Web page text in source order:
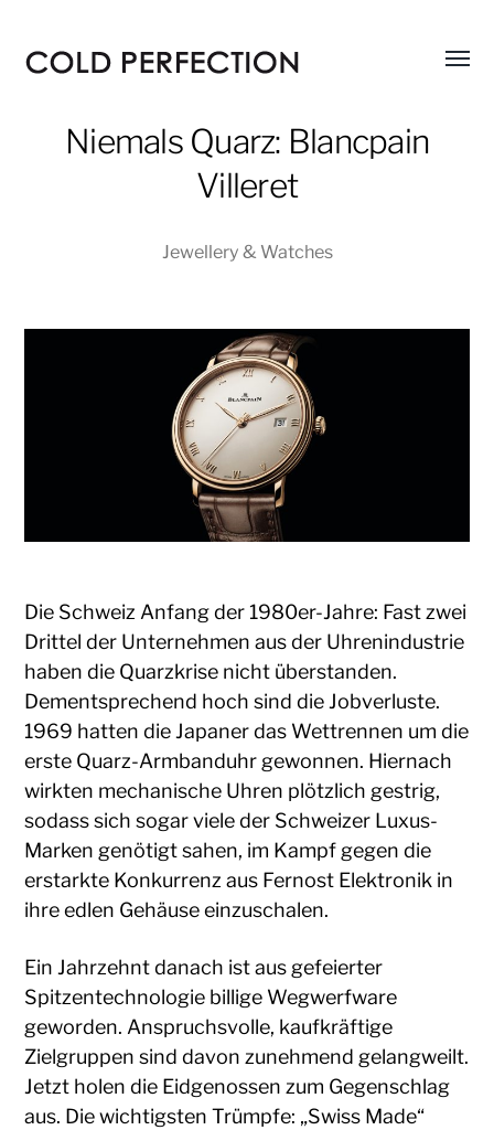
PERFECTION
Menü
Niemals Quarz: Blancpain
Villeret
Jewellery & Watches
Die Schweiz Anfang der 1980er-Jahre: Fast zwei
Drittel der Unternehmen aus der Uhrenindustrie
haben die Quarzkrise nicht überstanden.
Dementsprechend hoch sind die Jobverluste.
1969 hatten die Japaner das Wettrennen um die
erste Quarz-Armbanduhr gewonnen. Hiernach
wirkten mechanische Uhren plötzlich gestrig,
sodass sich sogar viele der Schweizer Luxus-
Marken genötigt sahen, im Kampf gegen die
erstarkte Konkurrenz aus Fernost Elektronik in
ihre edlen Gehäuse einzuschalen.
Ein Jahrzehnt danach ist aus gefeierter
Spitzentechnologie billige Wegwerfware
geworden. Anspruchsvolle, kaufkräftige
Zielgruppen sind davon zunehmend gelangweilt.
Jetzt holen die Eidgenossen zum Gegenschlag
aus. Die wichtigsten Trümpfe: „Swiss Made“